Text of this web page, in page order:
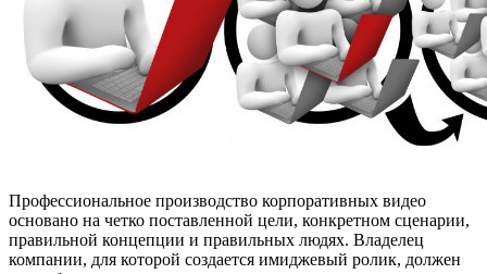
Профессиональное производство корпоративных видео
основано на четко поставленной цели, конкретном сценарии,
правильной концепции и правильных людях. Владелец
компании, для которой создается имиджевый ролик, должен